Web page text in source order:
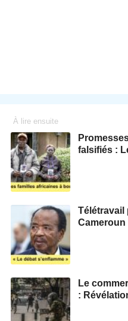
À lire ensuite
falsifiés :
Télétravail
Le
: